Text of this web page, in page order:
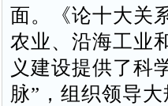
面。《论十大关
农业、沿海工业
义建设提供了科
脉”，组织领导